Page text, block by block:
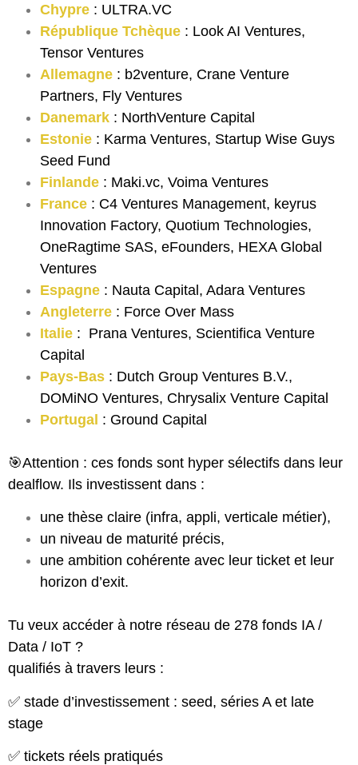
Chypre : ULTRA.VC
République Tchèque : Look AI Ventures,
Tensor Ventures
Allemagne : b2venture, Crane Venture
Partners, Fly Ventures
Danemark : NorthVenture Capital
Estonie : Karma Ventures, Startup Wise Guys
Seed Fund
Finlande : Maki.vc, Voima Ventures
France : C4 Ventures Management, keyrus
Innovation Factory, Quotium Technologies,
OneRagtime SAS, eFounders, HEXA Global
Ventures
Espagne : Nauta Capital, Adara Ventures
Angleterre : Force Over Mass
Italie : Prana Ventures, Scientifica Venture
Capital
Pays-Bas : Dutch Group Ventures B.V.,
DOMiNO Ventures, Chrysalix Venture Capital
Portugal : Ground Capital
🎯Attention : ces fonds sont hyper sélectifs dans leur
dealflow. Ils investissent dans :
une thèse claire (infra, appli, verticale métier),
un niveau de maturité précis,
une ambition cohérente avec leur ticket et leur
horizon d’exit.
Tu veux accéder à notre réseau de 278 fonds IA /
Data / IoT ?
qualifiés à travers leurs :
✅ stade d’investissement : seed, séries A et late
stage
✅ tickets réels pratiqués